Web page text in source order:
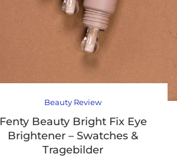
Beauty Review
Fenty Beauty Bright Fix Eye
Brightener – Swatches &
Tragebilder